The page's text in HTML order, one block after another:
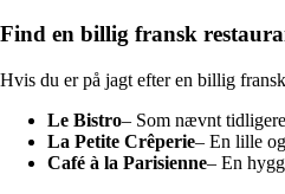
Find en billig fransk
Hvis du er på jagt efter en billig
Le Bistro– Som nævnt
La Petite Crêperie– En lille
Café à la Parisienne– En